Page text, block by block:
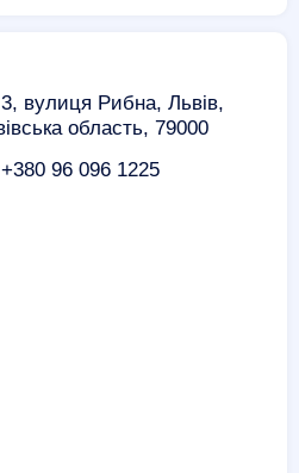
3, вулиця Рибна, Львів,
область, 79000
+380 96 096 1225